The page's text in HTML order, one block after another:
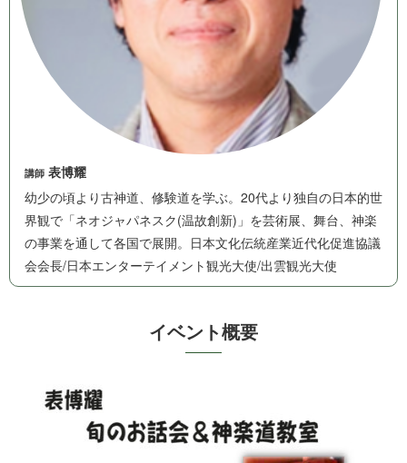
講師 表博耀
幼少の頃より古神道、修験道を学ぶ。20代より独自の日本的世
界観で「ネオジャパネスク(温故創新)」を芸術展、舞台、神楽
の事業を通して各国で展開。日本文化伝統産業近代化促進協議
会会長/日本エンターテイメント観光大使/出雲 観 光 大 使
イベ ン ト 概 要